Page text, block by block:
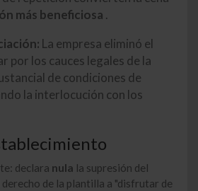
más beneficiosa .
La empresa eliminó el
por los cauces legales de la
de condiciones de
la interlocución con los
declara nula la supresión del
de la plantilla a "disfrutar de